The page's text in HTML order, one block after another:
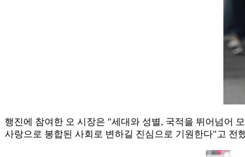
행진에 참여한 오 시장은 "세대와 성별, 국적을 뛰어넘어
사랑으로 봉합된 사회로 변하길 진심으로 기원한다"고 전